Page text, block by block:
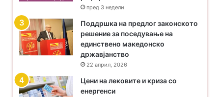
пред 3 недели
Поддршка на предлог законското
решение за поседување на
единствено македонско
државјанство
22 април, 2026
Цени на лековите и криза со
енергенси